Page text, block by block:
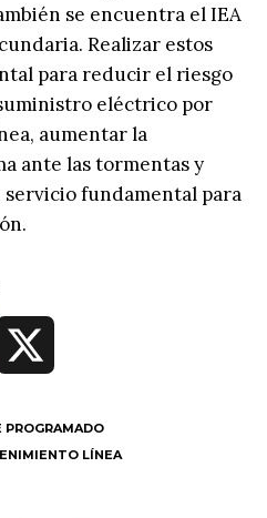
se encuentra el IEA
Realizar estos
para reducir el riesgo
eléctrico por
aumentar la
ante las tormentas y
fundamental para
PROGRAMADO
LÍNEA